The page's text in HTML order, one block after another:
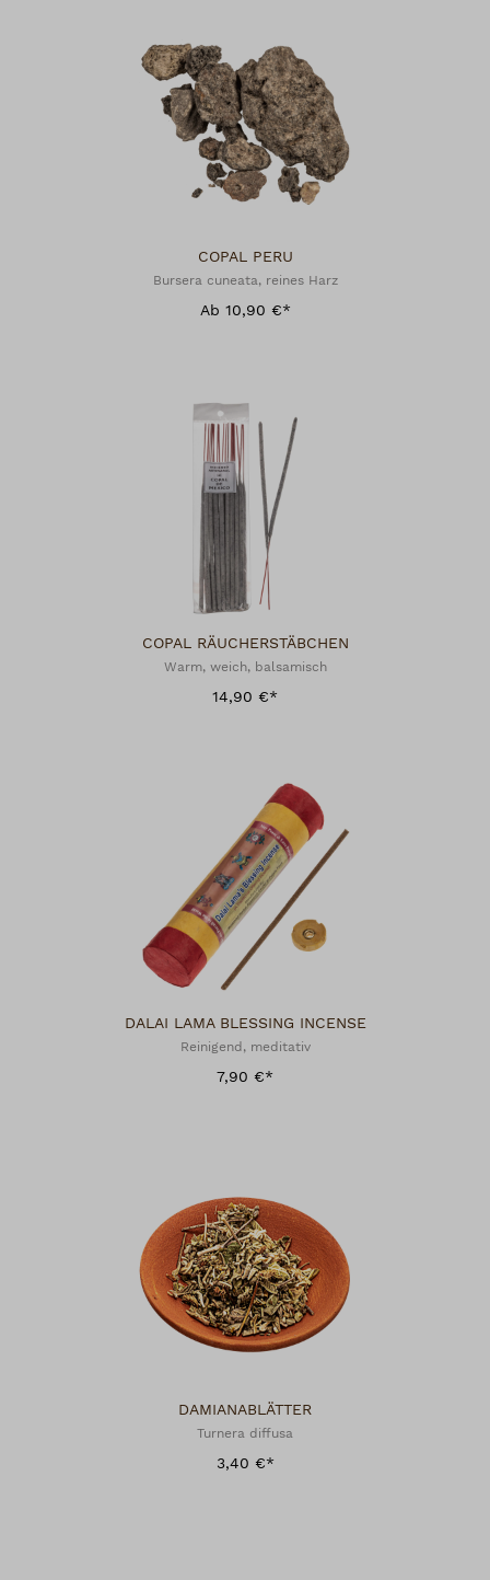
COPAL PERU
Bursera cuneata, reines Harz
Ab 10,90 €*
COPAL RÄUCHERSTÄBCHEN
Warm, weich, balsamisch
14,90 €*
DALAI LAMA BLESSING INCENSE
Reinigend, meditativ
7,90 €*
DAMIANABLÄTTER
Turnera diffusa
3,40 €*